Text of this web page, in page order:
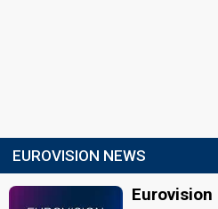
EUROVISION NEWS